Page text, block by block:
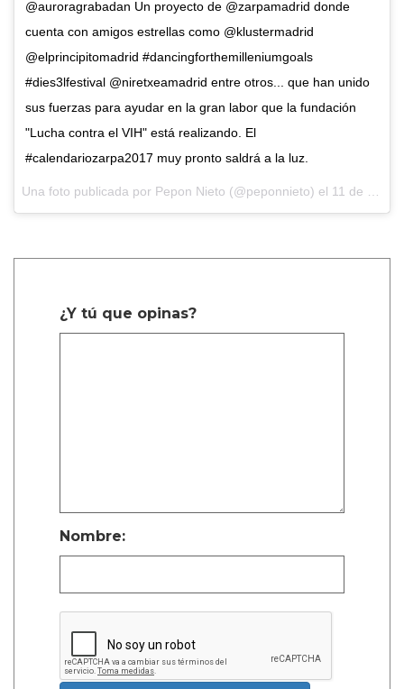
@auroragrabadan Un proyecto de @zarpamadrid donde
cuenta con amigos estrellas como @klustermadrid
@elprincipitomadrid #dancingforthemilleniumgoals
#dies3lfestival @niretxeamadrid entre otros... que han unido
sus fuerzas para ayudar en la gran labor que la fundación
"Lucha contra el VIH" está realizando. El
#calendariozarpa2017 muy pronto saldrá a la luz.
Una foto publicada por Pepon Nieto (@peponnieto) el 11 de Nov de 2016 a la(s) 10:14 PST
¿Y tú que opinas?
Nombre: